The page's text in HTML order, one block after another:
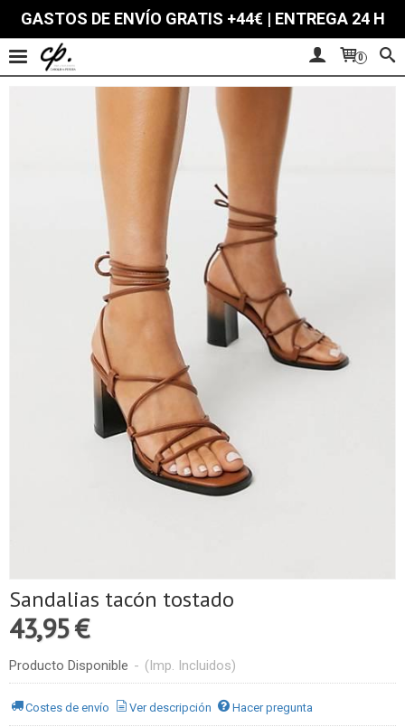
GASTOS DE ENVÍO GRATIS +44€ | ENTREGA 24 H
0
Sandalias tacón tostado
43,95 €
Producto Disponible - (Imp. Incluidos)
Costes de envío Ver descripción Hacer pregunta